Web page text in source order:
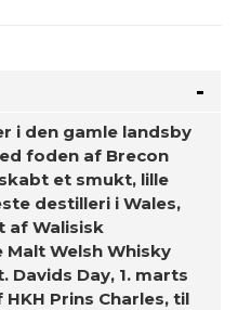
i den gamle landsby
foden af Brecon
et smukt, lille
destilleri i Wales,
af Walisisk
Malt Welsh Whisky
Day, 1. marts
Prins Charles, til